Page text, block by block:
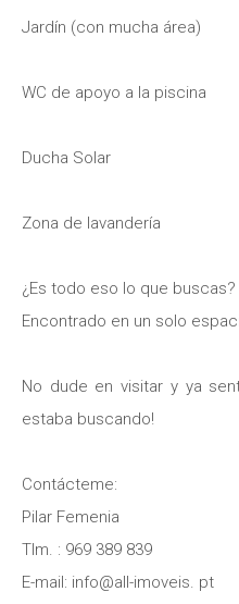
Jardín (con mucha área)
WC de apoyo a la piscina
Ducha Solar
Zona de lavandería
¿Es todo eso lo que buscas?
Encontrado en un solo
No dude en visitar y ya
estaba buscando!
Contácteme:
Pilar Femenia
Tlm. : 969 389 839
E-mail: info@all-imoveis. pt